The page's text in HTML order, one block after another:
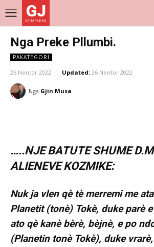
GJ
DRITARE E RE
Nga Preke Pllumbi.
PAKATEGORI
26 Nëntor 2022 Updated: 26 Nëntor 2022
Nga Gjin Musa
…..NJE BATUTE SHUME
ALIENEVE KOZMIKE:
Nuk ja vlen qè tè merremi me
Planetit (tonè) Tokè, duke parè
ato qè kanè bèrè, bèjnè, e po
(Planetin tonè Tokè), duke